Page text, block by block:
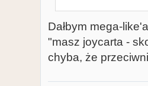
Dałbym mega-
"masz joycarta -
chyba, że